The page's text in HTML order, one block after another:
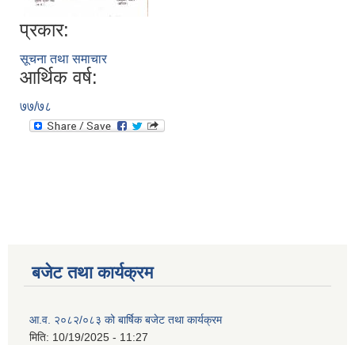
प्रकार:
सूचना तथा समाचार
आर्थिक वर्ष:
७७/७८
बजेट तथा कार्यक्रम
आ.व. २०८२/०८३ को बार्षिक बजेट तथा कार्यक्रम
मिति: 10/19/2025 - 11:27